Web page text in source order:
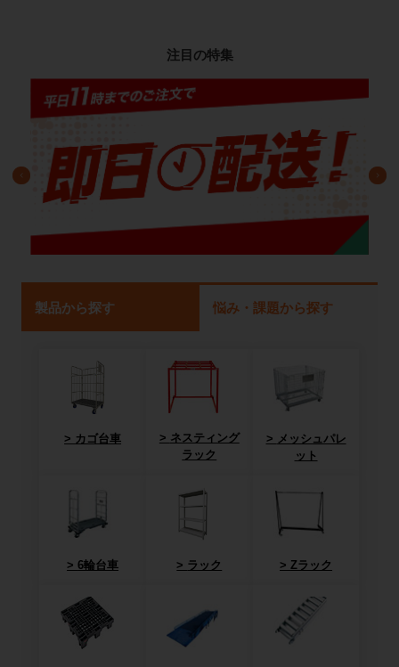
注目の特集
製品から探す 悩み・課題から探す
カゴ台車
ネスティング
ラック
メッシュパレ
ット
6輪台車 ラック Zラック